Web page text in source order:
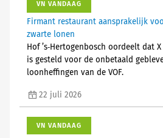
VN VANDAAG
Firmant restaurant aansprakelijk
zwarte lonen
Hof ’s‑Hertogenbosch oordeelt dat
is gesteld voor de onbetaald
loonheffingen van de VOF.
22 juli 2026
VN VANDAAG